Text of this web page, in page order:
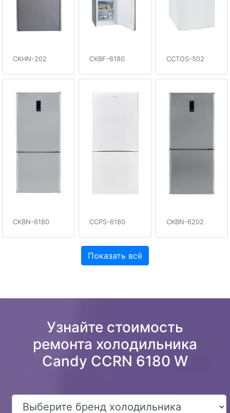
CKHN-202 CKBF-6180 CCTOS-502
CKBN-6180 CCPS-6180 CKBN-6202
Показать всё
Узнайте стоимость
ремонта холодильника
Candy CCRN 6180 W